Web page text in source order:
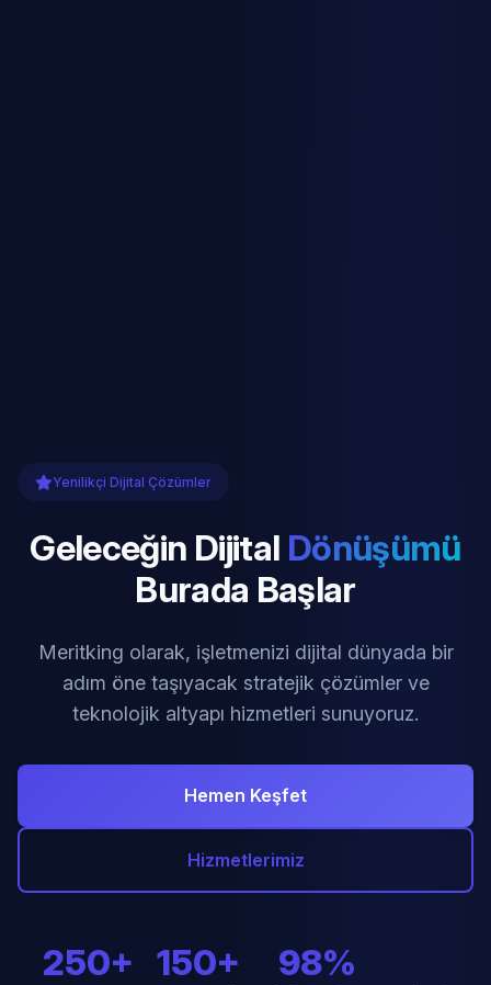
Yenilikçi Dijital Çözümler
Geleceğin Dijital Dönüşümü
Burada Başlar
Meritking olarak, işletmenizi dijital dünyada bir
adım öne taşıyacak stratejik çözümler ve
teknolojik altyapı hizmetleri sunuyoruz.
Hemen Keşfet
Hizmetlerimiz
250+ 150+ 98%